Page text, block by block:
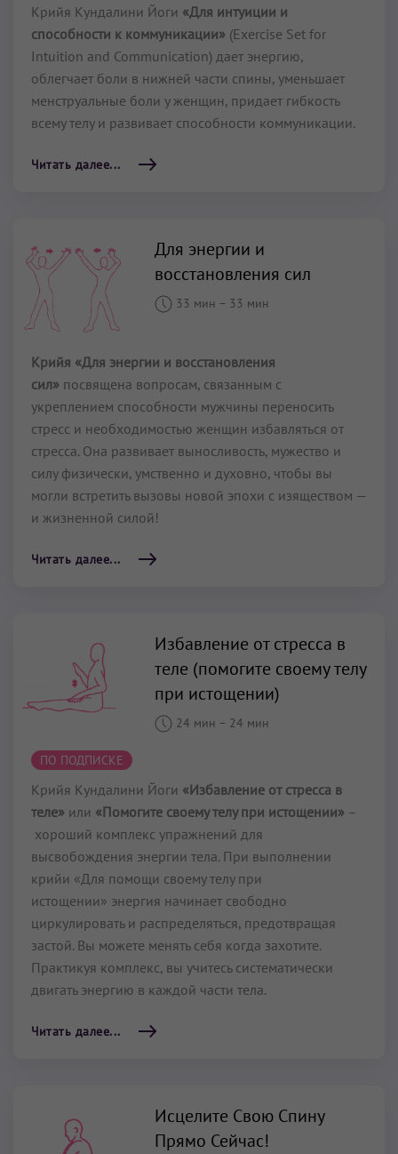
Крийя Кундалини Йоги «Для интуиции и
способности к коммуникации» (Exercise Set for
Intuition and Communication) дает энергию,
облегчает боли в нижней части спины, уменьшает
менструальные боли у женщин, придает гибкость
всему телу и развивает способности коммуникации.
Читать далее...
Для энергии и
восстановления сил
33 мин – 33 мин
Крийя «Для энергии и восстановления
сил» посвящена вопросам, связанным с
укреплением способности мужчины переносить
стресс и необходимостью женщин избавляться от
стресса. Она развивает выносливость, мужество и
силу физически, умственно и духовно, чтобы вы
могли встретить вызовы новой эпохи с изяществом —
и жизненной силой!
Читать далее...
Избавление от стресса в
теле (помогите своему телу
при истощении)
24 мин – 24 мин
ПО ПОДПИСКЕ
Крийя Кундалини Йоги «Избавление от стресса в
теле» или «Помогите своему телу при истощении» –
хороший комплекс упражнений для
высвобождения энергии тела. При выполнении
крийи «Для помощи своему телу при
истощении» энергия начинает свободно
циркулировать и распределяться, предотвращая
застой. Вы можете менять себя когда захотите.
Практикуя комплекс, вы учитесь систематически
двигать энергию в каждой части тела.
Читать далее...
Исцелите Свою Спину
Прямо Сейчас!